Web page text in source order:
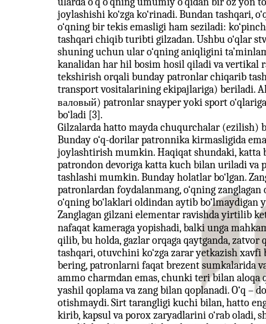
joylashishi ko‘zga ko‘rinadi. Bundan tashqari,
o‘qning bir tekis emasligi ham seziladi:
tashqari chiqib turibti gilzadan. Ushbu o‘qlar
shuning uchun ular o‘qning aniqligini
kanalidan har hil bosim hosil qiladi va vertikal
tekshirish orqali bunday patronlar chiqarib
transport vositalarining ekipajlariga) beriladi.
валовый) patronlar snayper yoki sport
bo‘ladi [3].
Gilzalarda hatto mayda chuqurchalar (ezilish)
Bunday o‘q-dorilar patronnika kirmasligida
joylashtirish mumkin. Haqiqat shundaki, katta
patrondon devoriga katta kuch bilan uriladi
tashlashi mumkin. Bunday holatlar bo‘lgan.
patronlardan foydalanmang, o‘qning
o‘qning bo‘laklari oldindan aytib
Zanglagan gilzani elementar ravishda yirtilib
nafaqat kameraga yopishadi, balki unga
qilib, bu holda, gazlar orqaga qaytganda,
tashqari, otuvchini ko‘zga zarar yetkazish
bering, patronlarni faqat brezent sumkalarida
ammo charmdan emas, chunki teri bilan
yashil qoplama va zang bilan qoplanadi. O‘q
otishmaydi. Sirt tarangligi kuchi bilan, hatto
kirib, kapsul va porox zaryadlarini o‘rab oladi,